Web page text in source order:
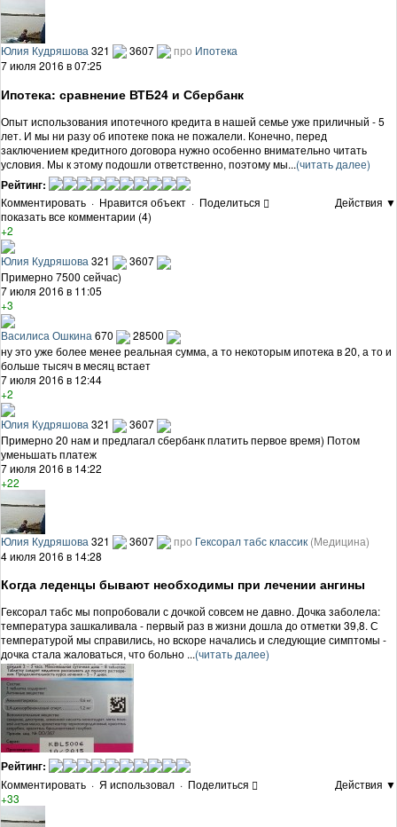
Юлия Кудряшова 321 3607 про Ипотека
7 июля 2016 в 07:25
Ипотека: сравнение ВТБ24 и Сбербанк
Опыт использования ипотечного кредита в нашей семье уже приличный - 5
лет. И мы ни разу об ипотеке пока не пожалели. Конечно, перед
заключением кредитного договора нужно особенно внимательно читать
условия. Мы к этому подошли ответственно, поэтому мы...(читать далее)
Рейтинг:
Комментировать · Нравится объект · Поделиться
Действия ▼
показать все комментарии (4)
+2
Юлия Кудряшова 321
3607
Примерно 7500 сейчас)
7 июля 2016 в 11:05
+3
Василиса Ошкина 670
28500
ну это уже более менее реальная сумма, а то некоторым ипотека в 20, а то и
больше тысяч в месяц встает
7 июля 2016 в 12:44
+2
Юлия Кудряшова 321
3607
Примерно 20 нам и предлагал сбербанк платить первое время) Потом
уменьшать платеж
7 июля 2016 в 14:22
+22
Юлия Кудряшова 321 3607 про Гексорал табс классик (Медицина)
4 июля 2016 в 14:28
Когда леденцы бывают необходимы при лечении ангины
Гексорал табс мы попробовали с дочкой совсем не давно. Дочка заболела:
температура зашкаливала - первый раз в жизни дошла до отметки 39,8. С
температурой мы справились, но вскоре начались и следующие симптомы -
дочка стала жаловаться, что больно ...(читать далее)
Рейтинг:
Комментировать · Я использовал · Поделиться
Действия ▼
+33